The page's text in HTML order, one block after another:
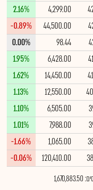
4,299.00
2.16%
44,500.00
-0.89%
98.44
0.00%
6,428.00
1.95%
14,450.00
1.62%
12,550.00
1.13%
6,505.00
1.10%
7,988.00
1.01%
1,065.00
-1.66%
120,410.00
-0.06%